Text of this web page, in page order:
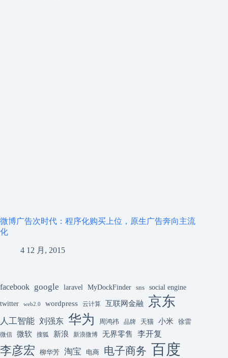
微博广告次时代：程序化购买上位，原生广告奔向主流
化
4 12 月, 2015
facebook google laravel MyDockFinder sns social engine
twitter web2.0 wordpress 云计算 互联网金融 京东
人工智能 刘强东 华为 周鸿祎 品牌 天猫 小米 徐雷
微信 微软 搜狐 新浪 新浪微博 无界零售 李开复
李彦宏 柳华芳 淘宝 电商 电子商务 百度